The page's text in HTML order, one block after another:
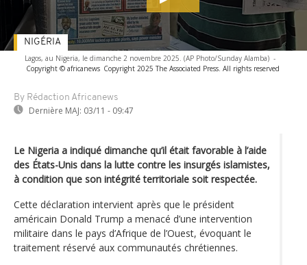
Lagos, au Nigeria, le dimanche 2 novembre 2025. (AP Photo/Sunday Alamba) -
Copyright © africanews Copyright 2025 The Associated Press. All rights reserved
By Rédaction Africanews
Dernière MAJ: 03/11 - 09:47
NIGÉRIA
Le Nigeria a indiqué dimanche qu’il était favorable à l’aide
des États-Unis dans la lutte contre les insurgés islamistes,
à condition que son intégrité territoriale soit respectée.
Cette déclaration intervient après que le président
américain Donald Trump a menacé d’une intervention
militaire dans le pays d’Afrique de l’Ouest, évoquant le
traitement réservé aux communautés chrétiennes.